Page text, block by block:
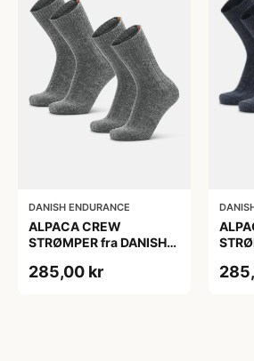
DANISH ENDURANCE
ALPACA CREW
STRØMPER fra DANISH
38, Varm og åndbar
285,00 kr
38,